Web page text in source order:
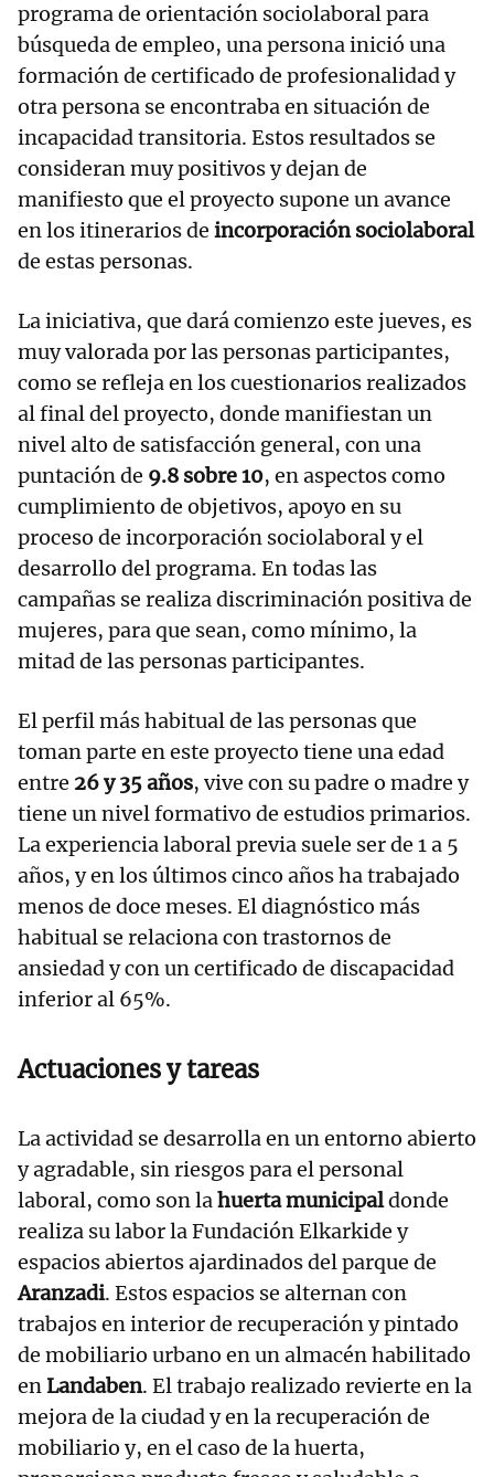
programa de orientación sociolaboral para
búsqueda de empleo, una persona inició una
formación de certificado de profesionalidad y
otra persona se encontraba en situación de
incapacidad transitoria. Estos resultados se
consideran muy positivos y dejan de
manifiesto que el proyecto supone un avance
en los itinerarios de incorporación sociolaboral
de estas personas.
La iniciativa, que dará comienzo este jueves, es
muy valorada por las personas participantes,
como se refleja en los cuestionarios realizados
al final del proyecto, donde manifiestan un
nivel alto de satisfacción general, con una
puntación de 9.8 sobre 10, en aspectos como
cumplimiento de objetivos, apoyo en su
proceso de incorporación sociolaboral y el
desarrollo del programa. En todas las
campañas se realiza discriminación positiva de
mujeres, para que sean, como mínimo, la
mitad de las personas participantes.
El perfil más habitual de las personas que
toman parte en este proyecto tiene una edad
entre 26 y 35 años, vive con su padre o madre y
tiene un nivel formativo de estudios primarios.
La experiencia laboral previa suele ser de 1 a 5
años, y en los últimos cinco años ha trabajado
menos de doce meses. El diagnóstico más
habitual se relaciona con trastornos de
ansiedad y con un certificado de discapacidad
inferior al 65%.
Actuaciones y tareas
La actividad se desarrolla en un entorno abierto
y agradable, sin riesgos para el personal
laboral, como son lahuerta municipaldonde
realiza su labor la Fundación Elkarkide y
espacios abiertos ajardinados del parque de
Aranzadi. Estos espacios se alternan con
trabajos en interior de recuperación y pintado
de mobiliario urbano en un almacén habilitado
enLandaben. El trabajo realizado revierte en la
mejora de la ciudad y en la recuperación de
mobiliario y, en el caso de la huerta,